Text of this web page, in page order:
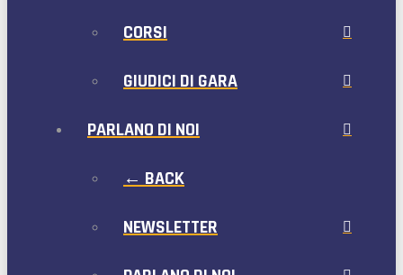
CORSI
GIUDICI DI GARA
PARLANO DI NOI
← BACK
NEWSLETTER